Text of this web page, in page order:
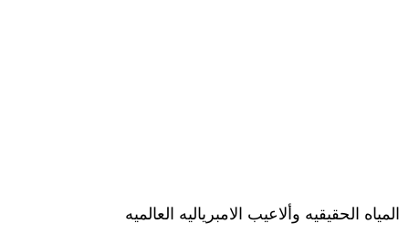
المياه الحقيقيه وألاعيب الامبرياليه العالميه